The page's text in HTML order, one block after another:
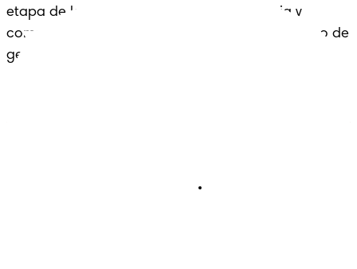
etapa de la crianza con cariño, experiencia y
comodidad: un legado que se extiende a lo largo de
generaciones.